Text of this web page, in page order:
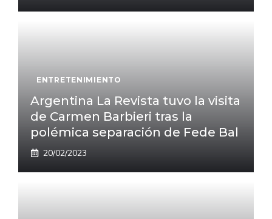
ENTRETENIMIENTO
Argentina La Revista tuvo la visita
de Carmen Barbieri tras la
polémica separación de Fede Bal
20/02/2023